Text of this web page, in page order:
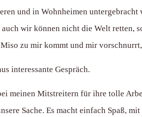
und in Wohnheimen
wir können nicht die Welt retten,
zu mir kommt und mir
interessante Gespräch.
meinen Mitstreitern für ihre tolle
Sache. Es macht einfach Spaß,